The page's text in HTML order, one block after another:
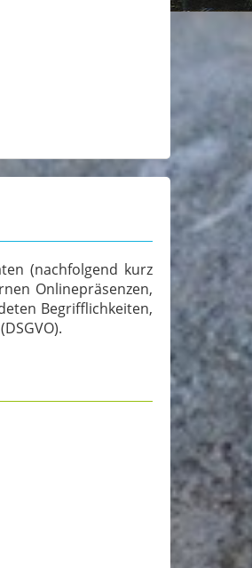
(nachfolgend kurz
Onlinepräsenzen,
Begrifflichkeiten,